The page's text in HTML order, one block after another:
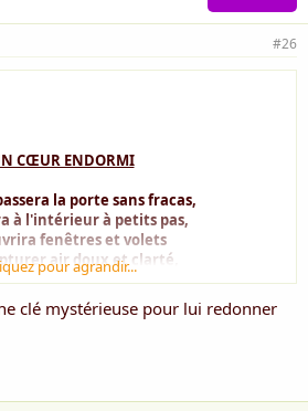
#26
CŒUR ENDORMI
la porte sans fracas,
à l'intérieur à petits pas,
fenêtres et volets
air doux et clarté,
délicatement des fleurs ,
égayer de senteurs,
de musiques, de chants,
à la pénombre du jour,
âme est cachée,
pour agrandir...
clé mystérieuse pour lui redonner